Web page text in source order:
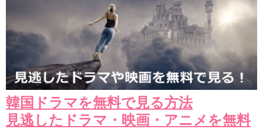
韓国ドラマを無料で見る方法
見逃したドラマ・映画・アニメを無料